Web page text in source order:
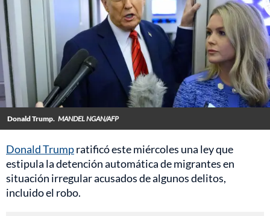
Donald Trump. MANDEL NGAN/AFP
Donald Trumpratificó este miércoles una ley que
estipula la detención automática de migrantes en
situación irregular acusados de algunos delitos,
incluido el robo.